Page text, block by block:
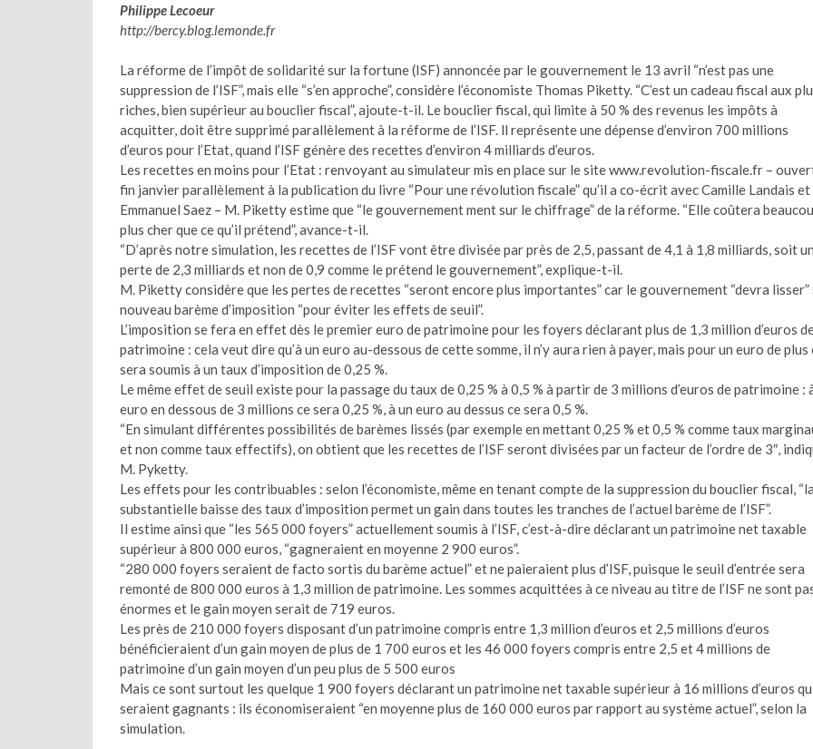
Philippe Lecoeur
http://bercy.blog.lemonde.fr
La réforme de l’impôt de solidarité sur la fortune (ISF) annoncée par le gouvernement le 13 avril “n’est pas une
suppression de l’ISF”, mais elle “s’en approche”, considère l’économiste Thomas Piketty. “C’est un cadeau fiscal aux
riches, bien supérieur au bouclier fiscal”, ajoute-t-il. Le bouclier fiscal, qui limite à 50 % des revenus les impôts à
acquitter, doit être supprimé parallèlement à la réforme de l’ISF. ll représente une dépense d’environ 700 millions
d’euros pour l’Etat, quand l’ISF génère des recettes d’environ 4 milliards d’euros.
Les recettes en moins pour l’Etat : renvoyant au simulateur mis en place sur le site www.revolution-fiscale.fr –
fin janvier parallèlement à la publication du livre “Pour une révolution fiscale” qu’il a co-écrit avec Camille Landais et
Emmanuel Saez – M. Piketty estime que “le gouvernement ment sur le chiffrage” de la réforme. “Elle coûtera
plus cher que ce qu’il prétend”, avance-t-il.
“D’après notre simulation, les recettes de l’ISF vont être divisée par près de 2,5, passant de 4,1 à 1,8 milliards, soit
perte de 2,3 milliards et non de 0,9 comme le prétend le gouvernement”, explique-t-il.
M. Piketty considère que les pertes de recettes “seront encore plus importantes” car le gouvernement “devra lisser”
nouveau barème d’imposition “pour éviter les effets de seuil”.
L’imposition se fera en effet dès le premier euro de patrimoine pour les foyers déclarant plus de 1,3 million d’euros
patrimoine : cela veut dire qu’à un euro au-dessous de cette somme, il n’y aura rien à payer, mais pour un euro de plus
sera soumis à un taux d’imposition de 0,25 %.
Le même effet de seuil existe pour la passage du taux de 0,25 % à 0,5 % à partir de 3 millions d’euros de patrimoine :
euro en dessous de 3 millions ce sera 0,25 %, à un euro au dessus ce sera 0,5 %.
“En simulant différentes possibilités de barèmes lissés (par exemple en mettant 0,25 % et 0,5 % comme taux
et non comme taux effectifs), on obtient que les recettes de l’ISF seront divisées par un facteur de l’ordre de 3″,
M. Pyketty.
Les effets pour les contribuables : selon l’économiste, même en tenant compte de la suppression du bouclier fiscal, “la
substantielle baisse des taux d’imposition permet un gain dans toutes les tranches de l’actuel barème de l’ISF”.
Il estime ainsi que “les 565 000 foyers” actuellement soumis à l’ISF, c’est-à-dire déclarant un patrimoine net taxable
supérieur à 800 000 euros, “gagneraient en moyenne 2 900 euros”.
“280 000 foyers seraient de facto sortis du barème actuel” et ne paieraient plus d’ISF, puisque le seuil d’entrée sera
remonté de 800 000 euros à 1,3 million de patrimoine. Les sommes acquittées à ce niveau au titre de l’ISF ne sont
énormes et le gain moyen serait de 719 euros.
Les près de 210 000 foyers disposant d’un patrimoine compris entre 1,3 million d’euros et 2,5 millions d’euros
bénéficieraient d’un gain moyen de plus de 1 700 euros et les 46 000 foyers compris entre 2,5 et 4 millions de
patrimoine d’un gain moyen d’un peu plus de 5 500 euros
Mais ce sont surtout les quelque 1 900 foyers déclarant un patrimoine net taxable supérieur à 16 millions d’euros
seraient gagnants : ils économiseraient “en moyenne plus de 160 000 euros par rapport au système actuel”, selon la
simulation.